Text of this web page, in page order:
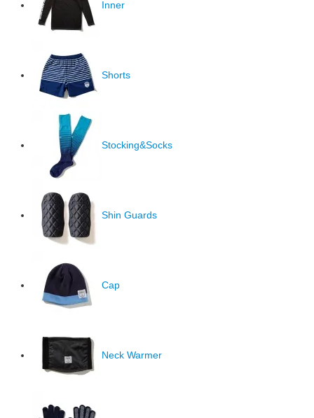
Inner
Shorts
Stocking&Socks
Shin Guards
Cap
Neck Warmer